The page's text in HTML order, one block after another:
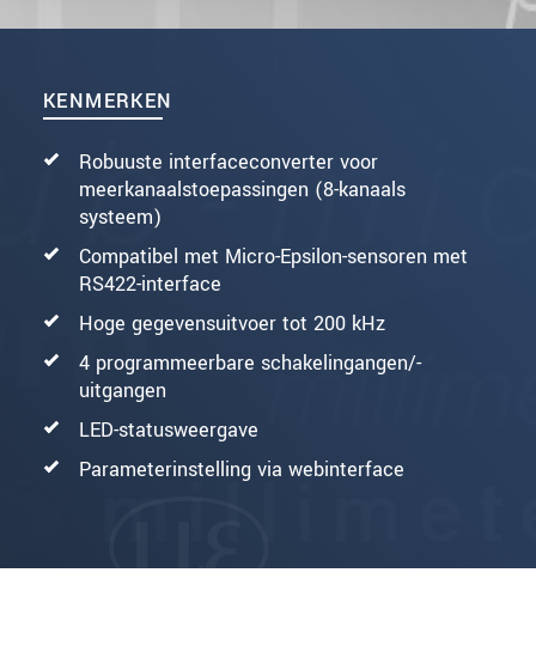
KENMERKEN
Robuuste interfaceconverter voor
meerkanaalstoepassingen (8-kanaals
systeem)
Compatibel met Micro-Epsilon-sensoren met
RS422-interface
Hoge gegevensuitvoer tot 200 kHz
4 programmeerbare schakelingangen/-
uitgangen
LED-statusweergave
Parameterinstelling via webinterface